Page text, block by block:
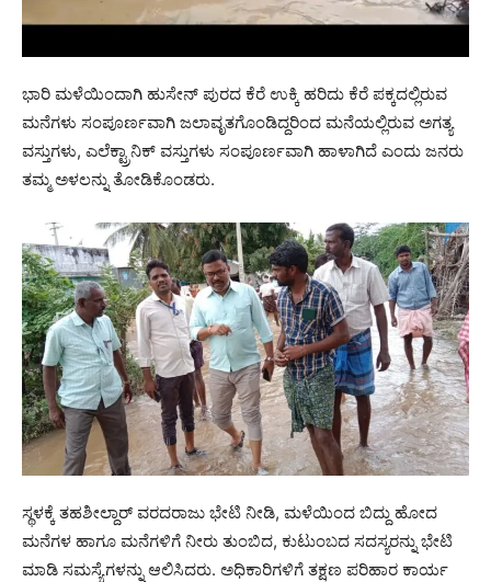
ಭಾರಿ ಮಳೆಯಿಂದಾಗಿ ಹುಸೇನ್ ಪುರದ ಕೆರೆ ಉಕ್ಕಿ ಹರಿದು ಕೆರೆ ಪಕ್ಕದಲ್ಲಿರುವ
ಮನೆಗಳು ಸಂಪೂರ್ಣವಾಗಿ ಜಲಾವೃತಗೊಂಡಿದ್ದರಿಂದ ಮನೆಯಲ್ಲಿರುವ ಅಗತ್ಯ
ವಸ್ತುಗಳು, ಎಲೆಕ್ಟ್ರಾನಿಕ್ ವಸ್ತುಗಳು ಸಂಪೂರ್ಣವಾಗಿ ಹಾಳಾಗಿದೆ ಎಂದು ಜನರು
ತಮ್ಮ ಅಳಲನ್ನು ತೋಡಿಕೊಂಡರು.
ಸ್ಥಳಕ್ಕೆ ತಹಶೀಲ್ದಾರ್ ವರದರಾಜು ಭೇಟಿ ನೀಡಿ, ಮಳೆಯಿಂದ ಬಿದ್ದು ಹೋದ
ಮನೆಗಳ ಹಾಗೂ ಮನೆಗಳಿಗೆ ನೀರು ತುಂಬಿದ, ಕುಟುಂಬದ ಸದಸ್ಯರನ್ನು ಭೇಟಿ
ಮಾಡಿ ಸಮಸ್ಯೆಗಳನ್ನು ಆಲಿಸಿದರು. ಅಧಿಕಾರಿಗಳಿಗೆ ತಕ್ಷಣ ಪರಿಹಾರ ಕಾರ್ಯ